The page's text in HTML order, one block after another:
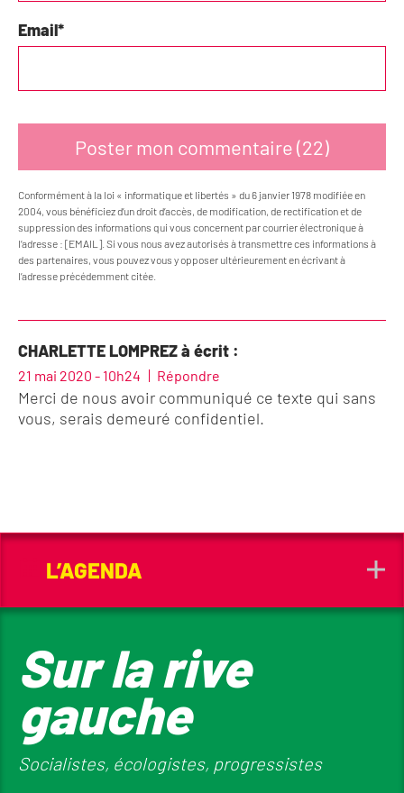
Email*
Conformément à la loi « informatique et libertés » du 6 janvier 1978 modifiée en
2004, vous bénéficiez d’un droit d’accès, de modification, de rectification et de
suppression des informations qui vous concernent par courrier électronique à
l’adresse : [EMAIL]. Si vous nous avez autorisés à transmettre ces informations à
des partenaires, vous pouvez vous y opposer ultérieurement en écrivant à
l’adresse précédemment citée.
CHARLETTE LOMPREZ à écrit :
21 mai 2020 - 10h24 Répondre
Merci de nous avoir communiqué ce texte qui sans
vous, serais demeuré confidentiel.
L’AGENDA
Sur la rive
gauche
Socialistes, écologistes, progressistes